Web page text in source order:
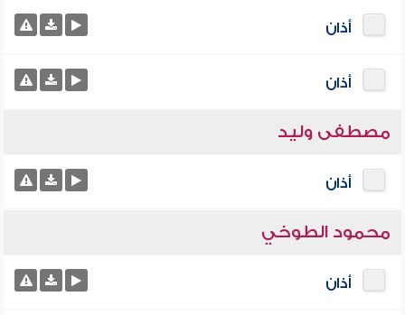
أذان
أذان
مصطفى وليد
أذان
محمود الطوخي
أذان